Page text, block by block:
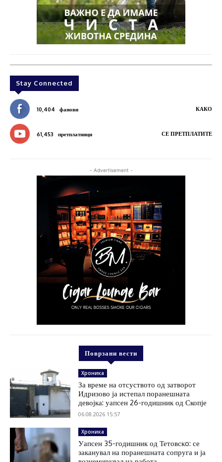
Stay Connected
10,404 фанови КАКО
61,453 претплатници СЕ ПРЕТПЛАТИТЕ
- Advertisement -
Поврзани вести
Хроника
За време на отсуството од затворот
Идризово ја истепал поранешната
девојка: уапсен 26-годишник од Скопје
06.08.2026 15:57
Хроника
Уапсен 35-годишник од Тетовскo: се
заканувал на поранешната сопруга и ја